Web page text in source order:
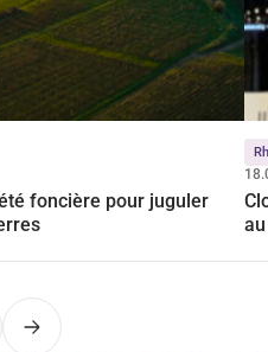
foncière pour juguler
Suivant